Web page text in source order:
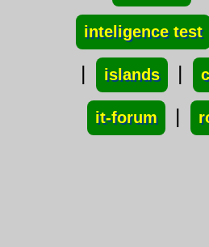
inteligence test
| islands |
it-forum |